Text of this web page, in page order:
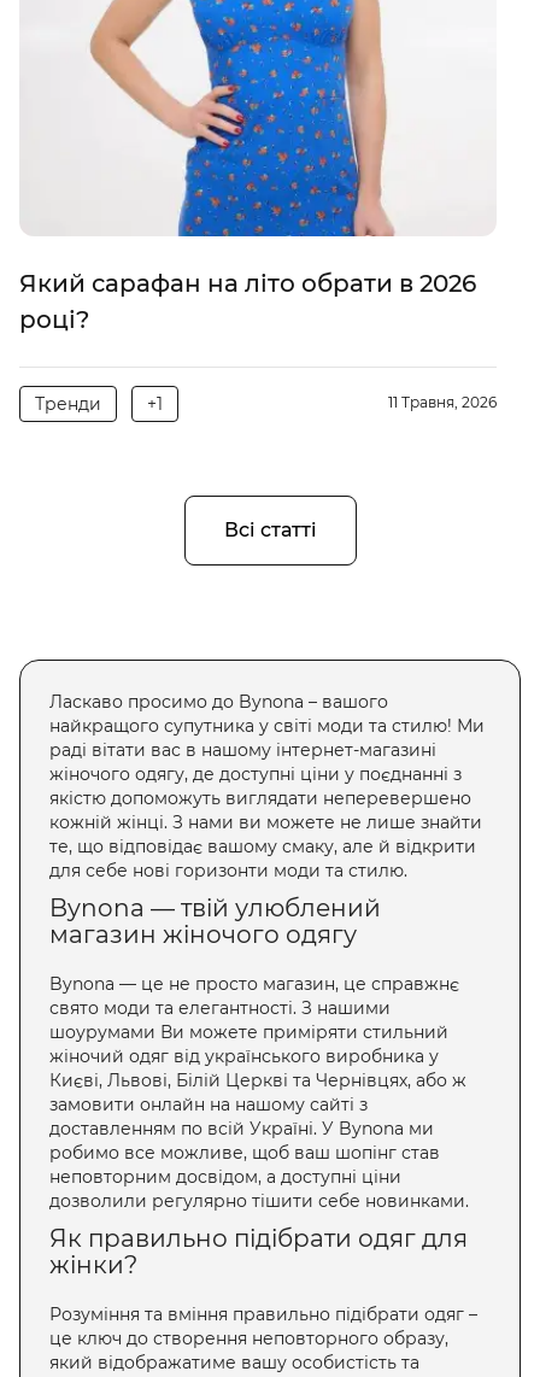
Всі статті
Який сарафан на літо обрати в 2026
році?
Тренди +1 11 Травня, 2026
Ласкаво просимо до Bynona – вашого
найкращого супутника у світі моди та стилю! Ми
раді вітати вас в нашому інтернет-магазині
жіночого одягу, де доступні ціни у поєднанні з
якістю допоможуть виглядати неперевершено
кожній жінці. З нами ви можете не лише знайти
те, що відповідає вашому смаку, але й відкрити
для себе нові горизонти моди та стилю.
Bynona — твій улюблений
магазин жіночого одягу
Bynona — це не просто магазин, це справжнє
свято моди та елегантності. З нашими
шоурумами Ви можете приміряти стильний
жіночий одяг від українського виробника у
Києві, Львові, Білій Церкві та Чернівцях, або ж
замовити онлайн на нашому сайті з
доставленням по всій Україні. У Bynona ми
робимо все можливе, щоб ваш шопінг став
неповторним досвідом, а доступні ціни
дозволили регулярно тішити себе новинками.
Як правильно підібрати одяг для
жінки?
Розуміння та вміння правильно підібрати одяг –
це ключ до створення неповторного образу,
який відображатиме вашу особистість та